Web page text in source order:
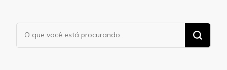
Procurando
algo?